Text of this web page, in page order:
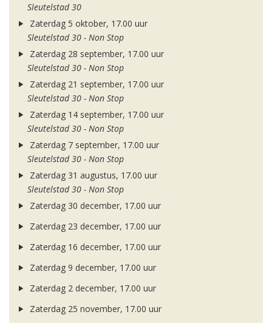
Sleutelstad 30
Zaterdag 5 oktober, 17.00 uur
Sleutelstad 30 - Non Stop
Zaterdag 28 september, 17.00 uur
Sleutelstad 30 - Non Stop
Zaterdag 21 september, 17.00 uur
Sleutelstad 30 - Non Stop
Zaterdag 14 september, 17.00 uur
Sleutelstad 30 - Non Stop
Zaterdag 7 september, 17.00 uur
Sleutelstad 30 - Non Stop
Zaterdag 31 augustus, 17.00 uur
Sleutelstad 30 - Non Stop
Zaterdag 30 december, 17.00 uur
Zaterdag 23 december, 17.00 uur
Zaterdag 16 december, 17.00 uur
Zaterdag 9 december, 17.00 uur
Zaterdag 2 december, 17.00 uur
Zaterdag 25 november, 17.00 uur